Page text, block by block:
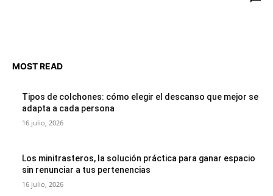
MOST READ
Tipos de colchones: cómo elegir el descanso que mejor se
adapta a cada persona
16 julio, 2026
Los minitrasteros, la solución práctica para ganar espacio
sin renunciar a tus pertenencias
16 julio, 2026